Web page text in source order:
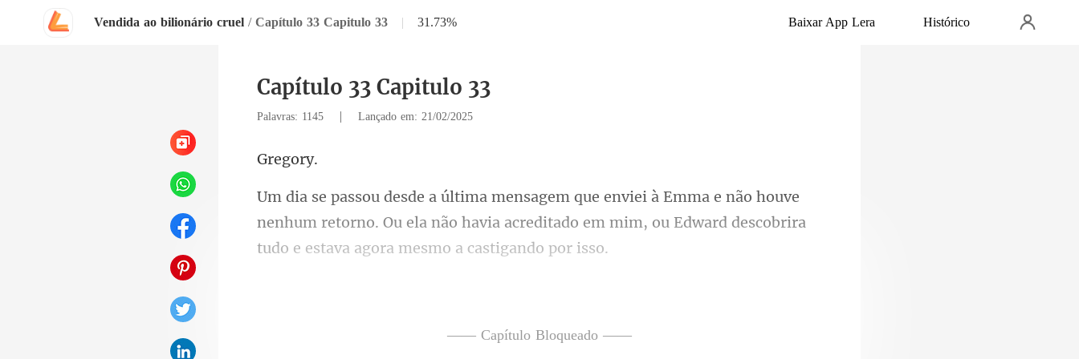
Vendida ao bilionário cruel / Capítulo 33 Capitulo 33 | 31.73% Baixar App Lera Histórico
Capítulo 33 Capitulo 33
Palavras: 1145 | Lançado em: 21/02/2025
eg
houve
nenhum retorno. Ou ela não havia acreditado em mim, ou Ed
—— Capítulo Bloqueado ——